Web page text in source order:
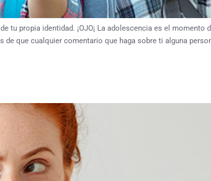
propia identidad. ¡OJO¡ La adolescencia es el momento
que cualquier comentario que haga sobre ti alguna